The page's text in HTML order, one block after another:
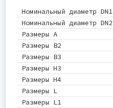
Номинальный диаметр DN1
Номинальный диаметр DN2
Размеры A
Размеры B2
Размеры B3
Размеры H3
Размеры H4
Размеры L
Размеры L1